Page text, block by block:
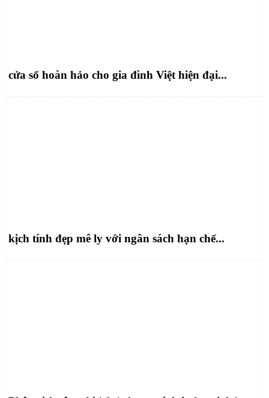
cửa sổ hoàn hảo cho gia đình Việt hiện đại...
kịch tính đẹp mê ly với ngân sách hạn chế...